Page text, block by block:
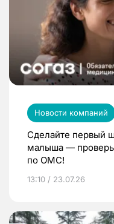
Новости компаний
Сделайте первый
малыша —
по ОМС!
13:10 / 23.07.26